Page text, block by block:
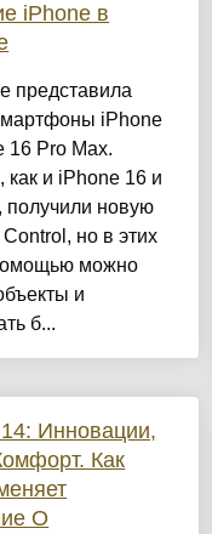
iPhone в
представила
iPhone
16 Pro Max.
как и iPhone 16 и
получили новую
но в этих
можно
и
б...
Инновации,
Как
О